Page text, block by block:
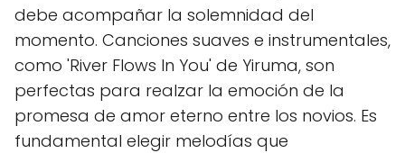
debe acompañar la solemnidad del
momento. Canciones suaves e instrumentales,
como 'River Flows In You' de Yiruma, son
perfectas para realzar la emoción de la
promesa de amor eterno entre los novios. Es
fundamental elegir melodías que